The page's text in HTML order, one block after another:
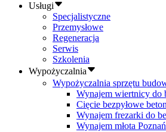
Usługi
Specjalistyczne
Przemysłowe
Regeneracja
Serwis
Szkolenia
Wypożyczalnia
Wypożyczalnia sprzętu
Wynajem wiertnicy do
Cięcie bezpyłowe
Wynajem frezarki do
Wynajem młota Poznań